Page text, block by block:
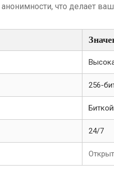
что делает
256-
24/7